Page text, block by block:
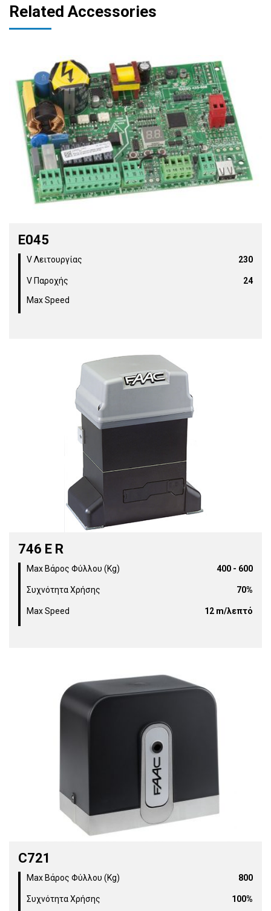
Related Accessories
E045
V Λειτουργίας 230
V Παροχής
24
Max Speed
746 E R
Max Βάρος Φύλλου (Kg) 400 - 600
Συχνότητα Χρήσης 70%
Max Speed 12 m/λεπτό
C721
Max Βάρος Φύλλου (Kg) 800
Συχνότητα Χρήσης 100%